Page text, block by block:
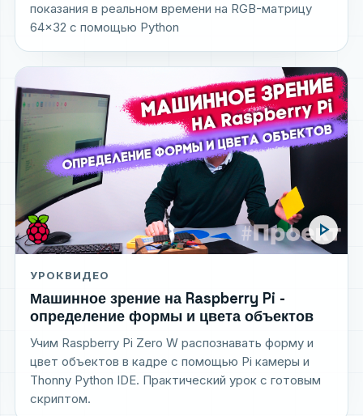
показания в реальном времени на RGB-матрицу
64×32 с помощью Python
play_arrow
УРОКВИДЕО
Машинное зрение на Raspberry Pi -
определение формы и цвета объектов
Учим Raspberry Pi Zero W распознавать форму и
цвет объектов в кадре с помощью Pi камеры и
Thonny Python IDE. Практический урок с готовым
скриптом.